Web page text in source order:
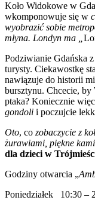
Koło Widokowe w
wkomponowuje się w
wyobrazić sobie
młyna. Londyn ma „
Podziwianie Gdańska z
turysty. Ciekawostkę
nawiązuje do historii
bursztynu. Chcecie, by
ptaka? Koniecznie
gondoli i poczujcie
Oto, co zobaczycie z
żurawiami, piękne
dla dzieci w
Godziny otwarcia „
Poniedziałek 10:30 –